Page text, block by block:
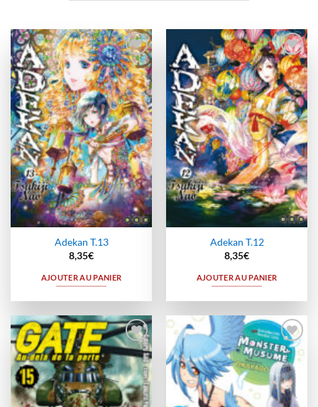
Ajouter
à la
wishlist
Adekan T.13
8,35€
AJOUTER AU PANIER
Ajouter
à la
wishlist
Adekan T.12
8,35€
AJOUTER AU PANIER
Ajouter
à la
wishlist
Ajouter
à la
wishlist